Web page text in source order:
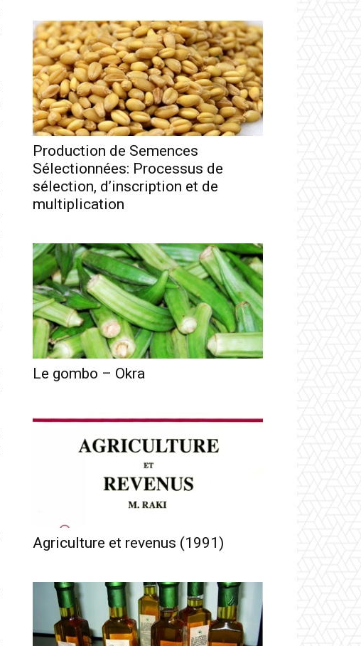
Production de Semences
Sélectionnées: Processus de
sélection, d’inscription et de
multiplication
Le gombo – Okra
Agriculture et revenus (1991)